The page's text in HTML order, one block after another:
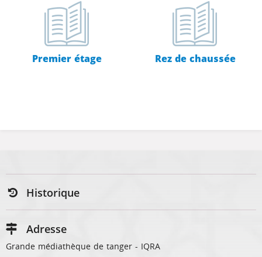
Premier étage Rez de chaussée
Historique
Adresse
Grande médiathèque de tanger - IQRA